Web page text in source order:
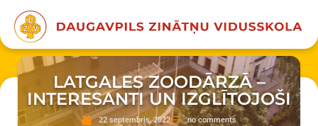
LATGALES ZOODĀRZĀ –
INTERESANTI UN IZGLĪTOJOŠI
22 septembris, 2022 no comments